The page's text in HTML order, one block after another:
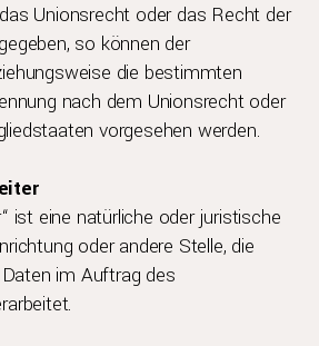
Unionsrecht oder das Recht der
so können der
die bestimmten
nach dem Unionsrecht oder
vorgesehen werden.
ist eine natürliche oder juristische
oder andere Stelle, die
im Auftrag des